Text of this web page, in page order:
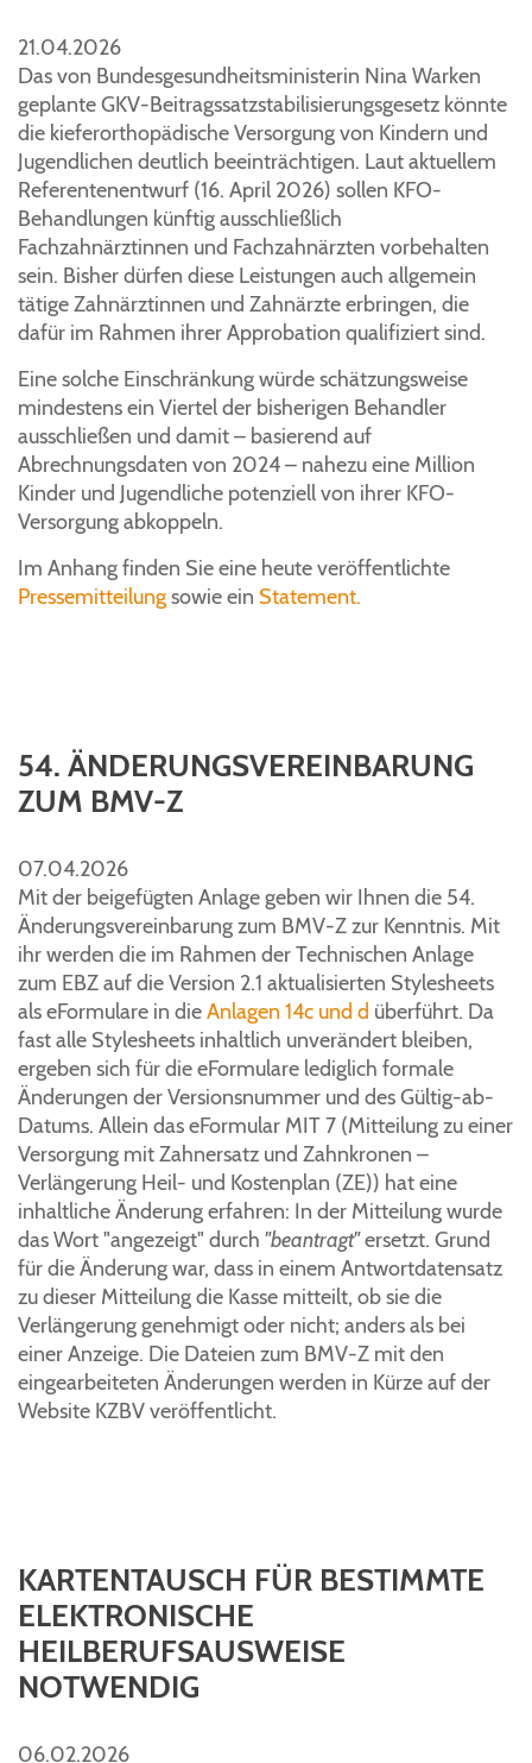
21.04.2026
Das von Bundesgesundheitsministerin Nina Warken
geplante GKV-Beitragssatzstabilisierungsgesetz könnte
die kieferorthopädische Versorgung von Kindern und
Jugendlichen deutlich beeinträchtigen. Laut aktuellem
Referentenentwurf (16. April 2026) sollen KFO-
Behandlungen künftig ausschließlich
Fachzahnärztinnen und Fachzahnärzten vorbehalten
sein. Bisher dürfen diese Leistungen auch allgemein
tätige Zahnärztinnen und Zahnärzte erbringen, die
dafür im Rahmen ihrer Approbation qualifiziert sind.
Eine solche Einschränkung würde schätzungsweise
mindestens ein Viertel der bisherigen Behandler
ausschließen und damit – basierend auf
Abrechnungsdaten von 2024 – nahezu eine Million
Kinder und Jugendliche potenziell von ihrer KFO-
Versorgung abkoppeln.
Im Anhang finden Sie eine heute veröffentlichte
Pressemitteilungsowie ein Statement.
54. ÄNDERUNGSVEREINBARUNG
ZUM BMV-Z
07.04.2026
Mit der beigefügten Anlage geben wir Ihnen die 54.
Änderungsvereinbarung zum BMV-Z zur Kenntnis. Mit
ihr werden die im Rahmen der Technischen Anlage
zum EBZ auf die Version 2.1 aktualisierten Stylesheets
als eFormulare in dieAnlagen 14c und d überführt. Da
fast alle Stylesheets inhaltlich unverändert bleiben,
ergeben sich für die eFormulare lediglich formale
Änderungen der Versionsnummer und des Gültig-ab-
Datums. Allein das eFormular MIT 7 (Mitteilung zu einer
Versorgung mit Zahnersatz und Zahnkronen –
Verlängerung Heil- und Kostenplan (ZE)) hat eine
inhaltliche Änderung erfahren: In der Mitteilung wurde
das Wort "angezeigt" durch "beantragt"ersetzt. Grund
für die Änderung war, dass in einem Antwortdatensatz
zu dieser Mitteilung die Kasse mitteilt, ob sie die
Verlängerung genehmigt oder nicht; anders als bei
einer Anzeige. Die Dateien zum BMV-Z mit den
eingearbeiteten Änderungen werden in Kürze auf der
Website KZBV veröffentlicht.
KARTENTAUSCH FÜR BESTIMMTE
ELEKTRONISCHE
HEILBERUFSAUSWEISE
NOTWENDIG
06.02.2026